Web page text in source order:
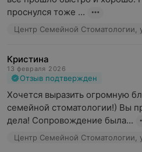
проснулся тоже ...
Центр Семейной Стоматологии,
Кристина
13 февраля 2026
Отзыв подтвержден
Хочется выразить огромную
семейной стоматологии!) Вы
дела! Сопровождение была...
Центр Семейной Стоматологии,